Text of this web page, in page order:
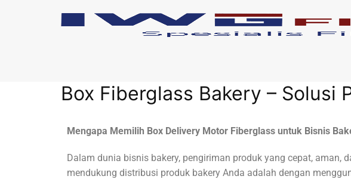
Box Fiberglass Bakery – Solusi
Mengapa Memilih Box Delivery Motor Fiberglass untuk Bisnis
Dalam dunia bisnis bakery, pengiriman produk yang cepat,
mendukung distribusi produk bakery Anda adalah dengan